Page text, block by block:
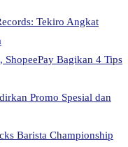
Tekiro Angkat
Bagikan 4 Tips
Promo Spesial dan
Barista Championship